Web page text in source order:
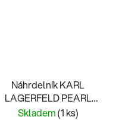
Náhrdelník KARL
LAGERFELD PEARL
KLAYR03
Skladem(1 ks)